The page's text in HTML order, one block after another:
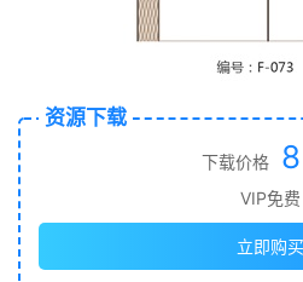
资源下载
下载价格 8
VIP免费
立即购买